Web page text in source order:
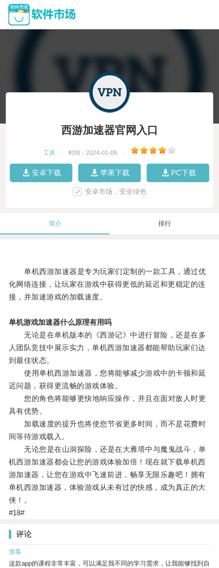
西游加速器官网入口
工具 时间：2024-01-06
安卓下载 苹果下载 PC下载
安卓市场，安全绿色
简介 排行
单机西游加速器是专为玩家们定制的一款工具，通过优
化网络连接，让玩家在游戏中获得更低的延迟和更稳定的连
接，并加速游戏的加载速度。
单机游戏加速器什么原理有用吗
无论是在单机版本的《西游记》中进行冒险，还是在多
人团队竞技中展示实力，单机西游加速器都能帮助玩家们达
到最佳状态。
使用单机西游加速器，您将能够减少游戏中的卡顿和延
迟问题，获得更流畅的游戏体验。
您的角色将能够更快地响应操作，并且在面对敌人时更
具有优势。
加载速度的提升也将使您节省更多时间，而不是花费时
间等待游戏载入。
无论您是在山洞探险，还是在大雁塔中与魔鬼战斗，单
机西游加速器都会让您的游戏体验加倍！现在就下载单机西
游加速器，让您在游戏中飞速前进，畅享无限乐趣吧！拥有
单机西游加速器，体验游戏从未有过的快感，成为真正的大
侠！。
#18#
评论
游客
这款app的课程非常丰富，可以满足我不同的学习需求，让我能够找到自